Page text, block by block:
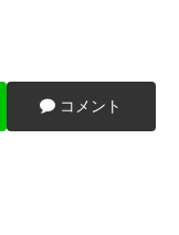
コメント